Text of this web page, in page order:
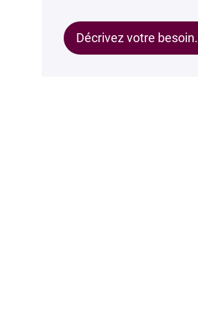
Décrivez votre besoin.